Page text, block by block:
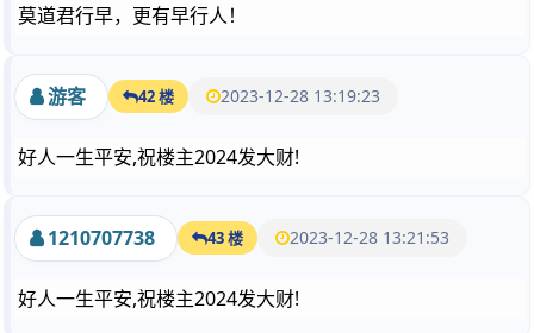
莫道君行早，更有早行人！
游客 42 楼 2023-12-28 13:19:23
好人一生平安,祝楼主2024发大财!
1210707738 43 楼 2023-12-28 13:21:53
好人一生平安,祝楼主2024发大财!